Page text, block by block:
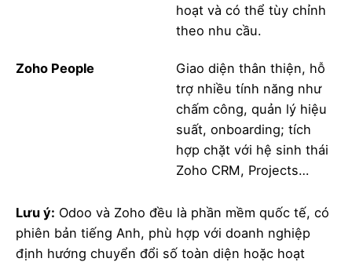
hoạt và có thể tùy chỉnh
theo nhu cầu.
Zoho People
Giao diện thân thiện, hỗ
trợ nhiều tính năng như
chấm công, quản lý hiệu
suất, onboarding; tích
hợp chặt với hệ sinh thái
Zoho CRM, Projects…
Lưu ý: Odoo và Zoho đều là phần mềm quốc tế, có
phiên bản tiếng Anh, phù hợp với doanh nghiệp
định hướng chuyển đổi số toàn diện hoặc hoạt